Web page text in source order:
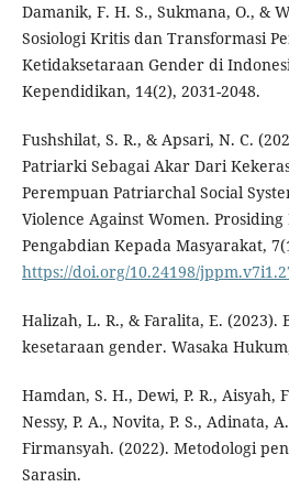
Damanik, F. H. S., Sukmana, O., &
Sosiologi Kritis dan Transformasi
Ketidaksetaraan Gender di
Kependidikan, 14(2), 2031-2048.
Fushshilat, S. R., & Apsari, N. C.
Patriarki Sebagai Akar Dari
Perempuan Patriarchal Social
Violence Against Women.
Pengabdian Kepada Masyarakat,
https://doi.org/10.24198/
Halizah, L. R., & Faralita, E.
kesetaraan gender. Wasaka
Hamdan, S. H., Dewi, P. R., Aisyah,
Nessy, P. A., Novita, P. S., Adinata,
Firmansyah. (2022). Metodologi
Sarasin.